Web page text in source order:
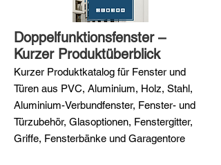
Doppelfunktionsfenster –
Kurzer Produktüberblick
Kurzer Produktkatalog für Fenster und
Türen aus PVC, Aluminium, Holz, Stahl,
Aluminium-Verbundfenster, Fenster- und
Türzubehör, Glasoptionen, Fenstergitter,
Griffe, Fensterbänke und Garagentore